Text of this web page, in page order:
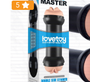
Hot
5